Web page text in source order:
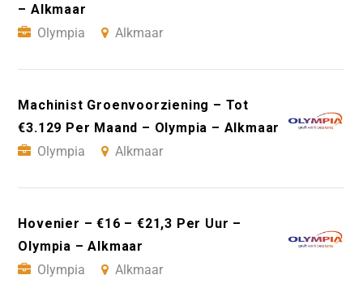
– Alkmaar
Olympia
Alkmaar
Machinist Groenvoorziening – Tot
€3.129 Per Maand – Olympia – Alkmaar
Olympia
Alkmaar
Hovenier – €16 – €21,3 Per Uur –
Olympia – Alkmaar
Olympia
Alkmaar